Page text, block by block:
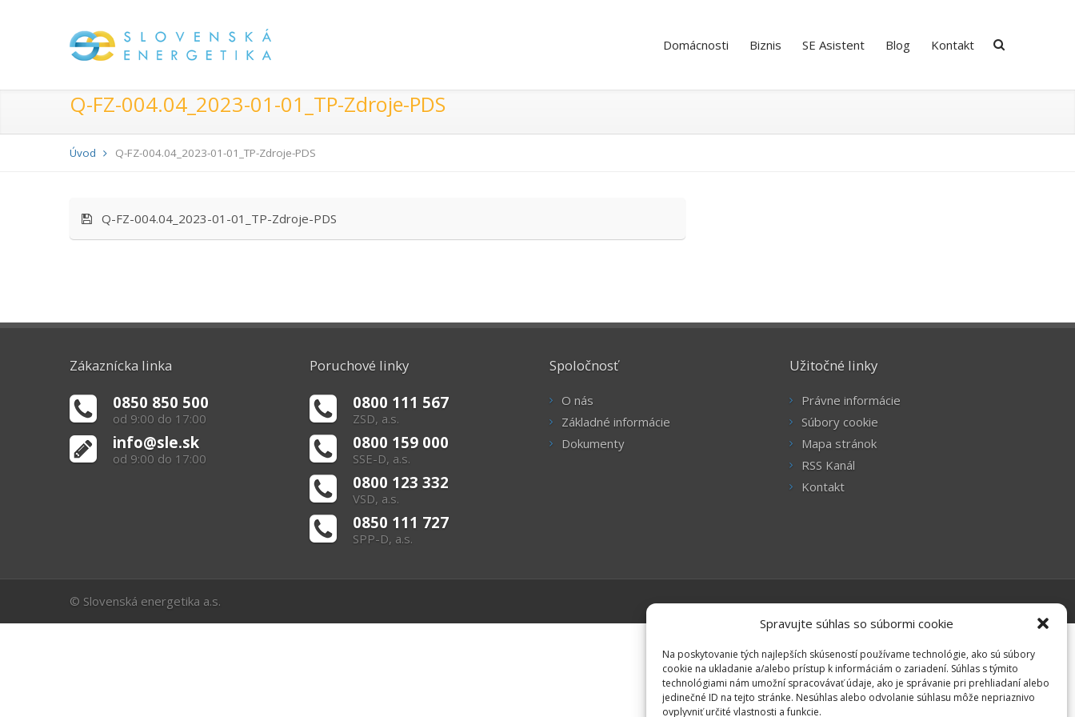
Spravujte súhlas so súbormi cookie
Na poskytovanie tých najlepších skúseností používame technológie, ako sú súbory
cookie na ukladanie a/alebo prístup k informáciám o zariadení. Súhlas s týmito
technológiami nám umožní spracovávať údaje, ako je správanie pri prehliadaní alebo
jedinečné ID na tejto stránke. Nesúhlas alebo odvolanie súhlasu môže nepriaznivo
ovplyvniť určité vlastnosti a funkcie.
Domácnosti Biznis SE Asistent Blog Kontakt
Q-FZ-004.04_2023-01-01_TP-Zdroje-PDS
Úvod Q-FZ-004.04_2023-01-01_TP-Zdroje-PDS
Q-FZ-004.04_2023-01-01_TP-Zdroje-PDS
Zákaznícka linka
0850 850 500
od 9:00 do 17:00
info@sle.sk
od 9:00 do 17:00
Poruchové linky
0800 111 567
ZSD, a.s.
0800 159 000
SSE-D, a.s.
0800 123 332
VSD, a.s.
0850 111 727
SPP-D, a.s.
Spoločnosť
O nás
Základné informácie
Dokumenty
Užitočné linky
Právne informácie
Súbory cookie
Mapa stránok
RSS Kanál
Kontakt
© Slovenská energetika a.s.